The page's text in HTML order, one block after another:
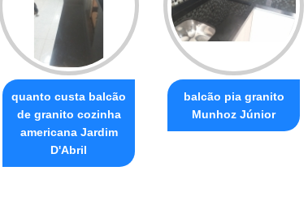
quanto custa balcão
de granito cozinha
americana Jardim
D'Abril
balcão pia granito
Munhoz Júnior